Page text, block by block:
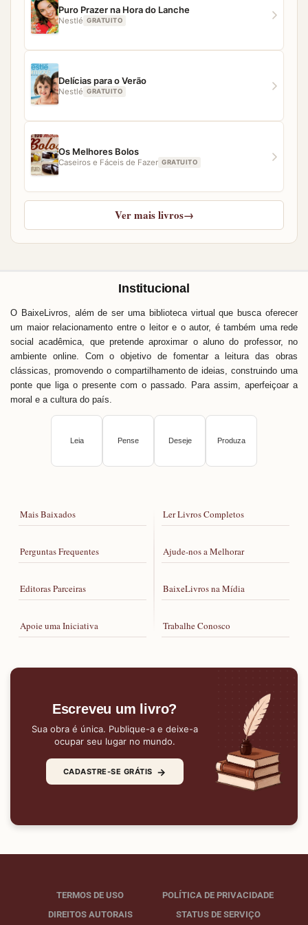
Puro Prazer na Hora do Lanche
Nestlé GRATUITO
Delícias para o Verão
Nestlé GRATUITO
Os Melhores Bolos
Caseiros e Fáceis de Fazer GRATUITO
Ver mais livros→
Institucional
O BaixeLivros, além de ser uma biblioteca virtual que busca oferecer
um maior relacionamento entre o leitor e o autor, é também uma rede
social acadêmica, que pretende aproximar o aluno do professor, no
ambiente online. Com o objetivo de fomentar a leitura das obras
clássicas, promovendo o compartilhamento de ideias, construindo uma
ponte que liga o presente com o passado. Para assim, aperfeiçoar a
moral e a cultura do país.
Leia Pense Deseje Produza
Mais Baixados
Perguntas Frequentes
Editoras Parceiras
Apoie uma Iniciativa
Ler Livros Completos
Ajude-nos a Melhorar
BaixeLivros na Mídia
Trabalhe Conosco
Escreveu um livro?
Sua obra é única. Publique-a e deixe-a
ocupar seu lugar no mundo.
CADASTRE-SE GRÁTIS →
TERMOS DE USO
POLÍTICA DE PRIVACIDADE
DIREITOS AUTORAIS
STATUS DE SERVIÇO